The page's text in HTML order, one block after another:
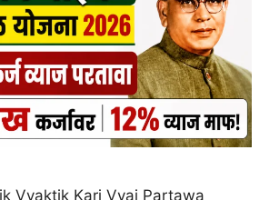
Vyaktik Karj Vyaj Partawa